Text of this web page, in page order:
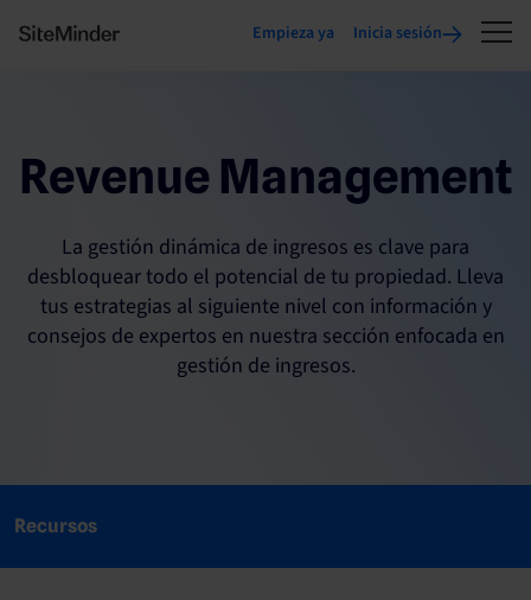
Empieza ya Inicia sesión
Revenue Management
La gestión dinámica de ingresos es clave para
desbloquear todo el potencial de tu propiedad. Lleva
tus estrategias al siguiente nivel con información y
consejos de expertos en nuestra sección enfocada en
gestión de ingresos.
Recursos